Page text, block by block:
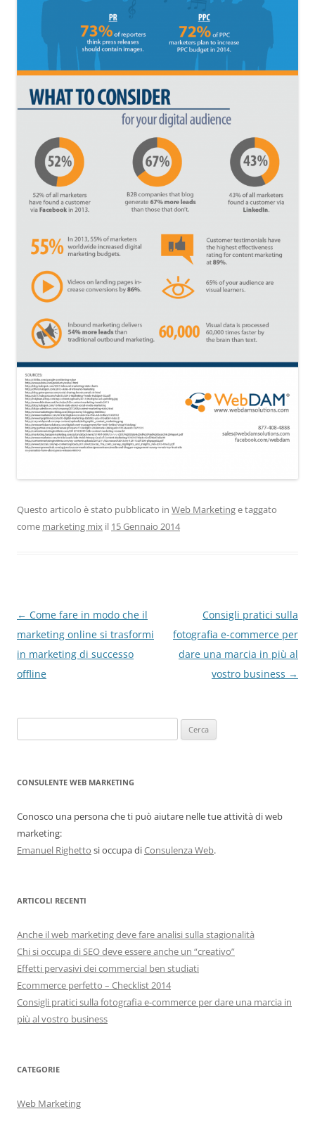
Questo articolo è stato pubblicato in Web Marketinge taggato
come marketing mix il 15 Gennaio 2014
Navigazione
articolo
← Come fare in modo che il
marketing online si trasformi
in marketing di successo
offline
Consigli pratici sulla
fotografia e-commerce per
dare una marcia in più al
vostro business →
per:
CONSULENTE WEB MARKETING
Conosco una persona che ti può aiutare nelle tue attività di web
marketing:
Emanuel Righetto si occupa diConsulenza Web.
ARTICOLI RECENTI
Anche il web marketing deve fare analisi sulla stagionalità
Chi si occupa di SEO deve essere anche un “creativo”
Effetti pervasivi dei commercial ben studiati
Ecommerce perfetto – Checklist 2014
Consigli pratici sulla fotografia e-commerce per dare una marcia in
più al vostro business
CATEGORIE
Web Marketing